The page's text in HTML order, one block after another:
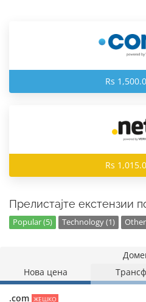
Rs
Rs
Прелистајте екстензии
Popular (5) Technology (1)
Нова цена
.com ЖЕШКО